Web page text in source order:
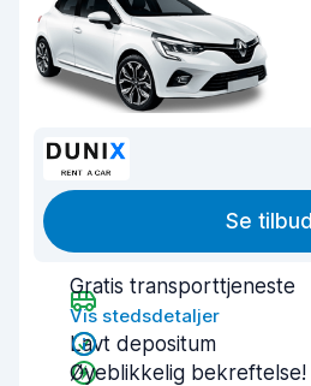
Se tilbud
Gratis transporttjeneste
Vis stedsdetaljer
Lavt depositum
Øyeblikkelig bekreftelse!